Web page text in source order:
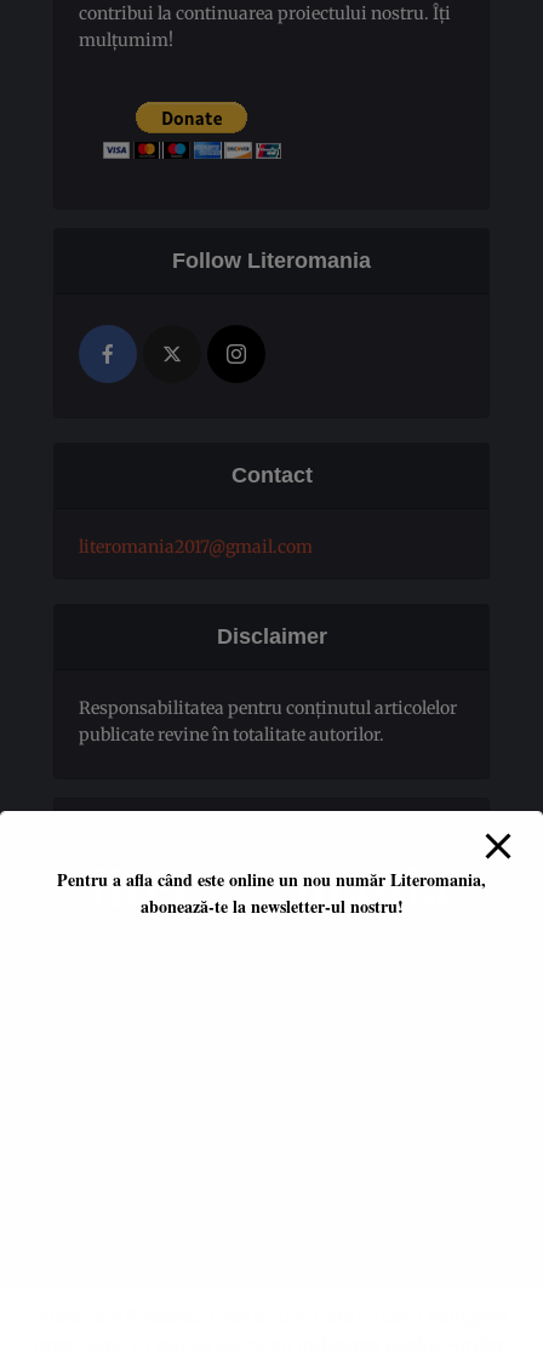
contribui la continuarea proiectului nostru. Îți
mulțumim!
Follow Literomania
Contact
literomania2017@gmail.com
Disclaimer
Responsabilitatea pentru conţinutul articolelor
publicate revine în totalitate autorilor.
Pentru a afla când este online un nou număr Literomania,
abonează-te la newsletter-ul nostru!